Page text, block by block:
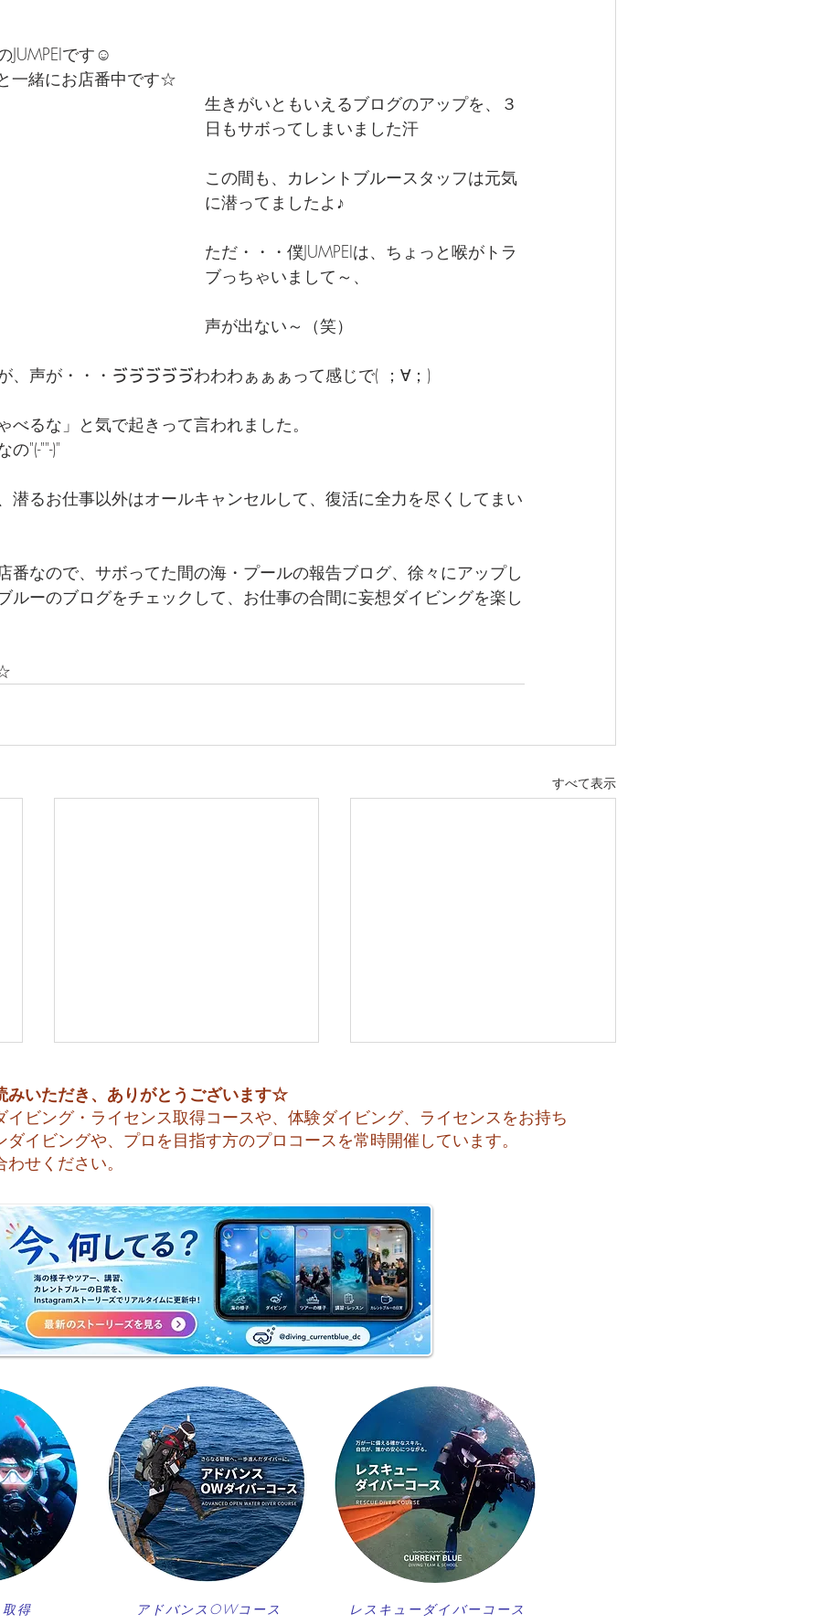
JUMPEIです☺
一緒にお店番中です☆
生きがいともいえるブログのアップを、３
日もサボってしまいました汗
この間も、カレントブルースタッフは元気
に潜ってましたよ♪
ただ・・・僕JUMPEIは、ちょっと喉がトラ
ブっちゃいまして～、
声が出ない～（笑）
、声が・・・ゔゔゔゔゔわわわぁぁぁって感じで( ；∀；)
べるな」と気で起きって言われました。
"(-""-)"
潜るお仕事以外はオールキャンセルして、復活に全力を尽くしてまい
番なので、サボってた間の海・プールの報告ブログ、徐々にアップし
ルーのブログをチェックして、お仕事の合間に妄想ダイビングを楽し
すべて表示
😊 海へ戻る第一歩！リフレ
ッシュコース開催♪
今日も暑い一日になりそうで
すね☀️
みいただき、ありがとうございます☆
ビング・ライセンス取得コースや、体験ダイビング、ライセンスをお持ち
イビングや、プロを目指す方のプロコースを常時開催しています。
せください。
得 アドバンスOWコース レスキューダイバーコース